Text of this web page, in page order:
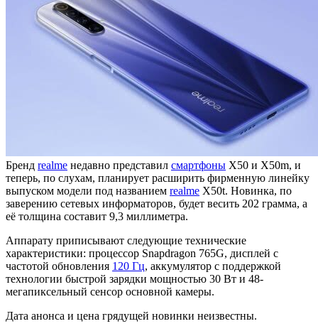
Бренд realme недавно представил смартфоны X50 и X50m, и
теперь, по слухам, планирует расширить фирменную линейку
выпуском модели под названием realme X50t. Новинка, по
заверению сетевых информаторов, будет весить 202 грамма, а
её толщина составит 9,3 миллиметра.
Аппарату приписывают следующие технические
характеристики: процессор Snapdragon 765G, дисплей с
частотой обновления 120 Гц, аккумулятор с поддержкой
технологии быстрой зарядки мощностью 30 Вт и 48-
мегапиксельный сенсор основной камеры.
Дата анонса и цена грядущей новинки неизвестны.